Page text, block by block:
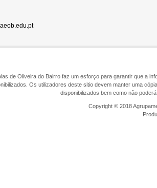
de Oliveira do Bairro faz um esforço para garantir que a
Os utilizadores deste sitio devem manter uma
disponibilizados bem como não
Copyright © 2018